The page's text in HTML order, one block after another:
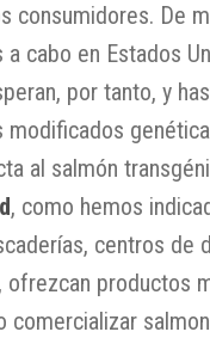
consumidores. De
cabo en Estados
por tanto, y
al salmón
, como hemos
centros de
productos